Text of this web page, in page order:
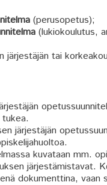
(perusopetus);
(lukiokoulutus,
järjestäjän tai
järjestäjän
kuvataan mm.
järjestämistavat.
dokumenttina,